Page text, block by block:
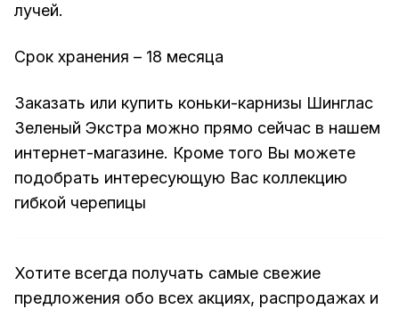
лучей.
Срок хранения – 18 месяца
Заказать или купить коньки-карнизы Шинглас
Зеленый Экстра можно прямо сейчас в нашем
интернет-магазине. Кроме того Вы можете
подобрать интересующую Вас коллекцию
гибкой черепицы
Хотите всегда получать самые свежие
предложения обо всех акциях, распродажах и